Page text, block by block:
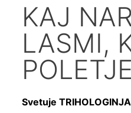
KAJ
LASMI,
Svetuje